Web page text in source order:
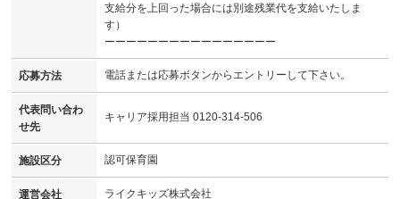
支給分を上回った場合には別途残業代を支給いたしま
す）
ーーーーーーーーーーーーーーーー
応募方法 電話または応募ボタンからエントリーして下さい。
代表問い合わ
せ先
キャリア採用担当 0120-314-506
施設区分 認可保育園
運営会社 ライクキッズ株式会社